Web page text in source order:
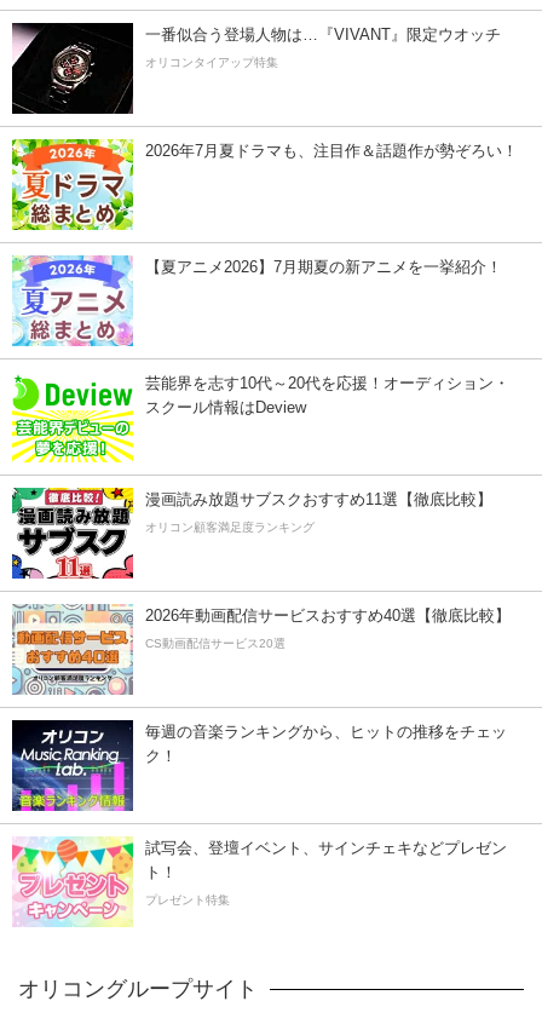
一番似合う登場人物は…『VIVANT』限定ウオッチ
オリコンタイアップ特集
2026年7月夏ドラマも、注目作＆話題作が勢ぞろい！
【夏アニメ2026】7月期夏の新アニメを一挙紹介！
芸能界を志す10代～20代を応援！オーディション・
スクール情報はDeview
漫画読み放題サブスクおすすめ11選【徹底比較】
オリコン顧客満足度ランキング
2026年動画配信サービスおすすめ40選【徹底比較】
CS動画配信サービス20選
毎週の音楽ランキングから、ヒットの推移をチェッ
ク！
試写会、登壇イベント、サインチェキなどプレゼン
ト！
プレゼント特集
オリコングループサイト